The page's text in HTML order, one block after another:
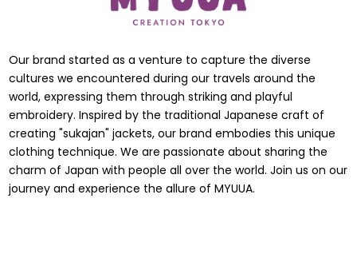
Our brand started as a venture to capture the diverse
cultures we encountered during our travels around the
world, expressing them through striking and playful
embroidery. Inspired by the traditional Japanese craft of
creating "sukajan" jackets, our brand embodies this unique
clothing technique. We are passionate about sharing the
charm of Japan with people all over the world. Join us on our
journey and experience the allure of MYUUA.